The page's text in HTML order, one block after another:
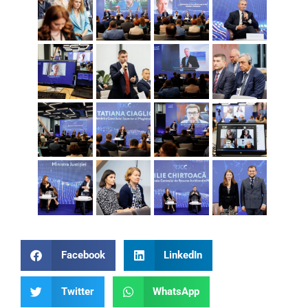
Facebook LinkedIn
Twitter WhatsApp